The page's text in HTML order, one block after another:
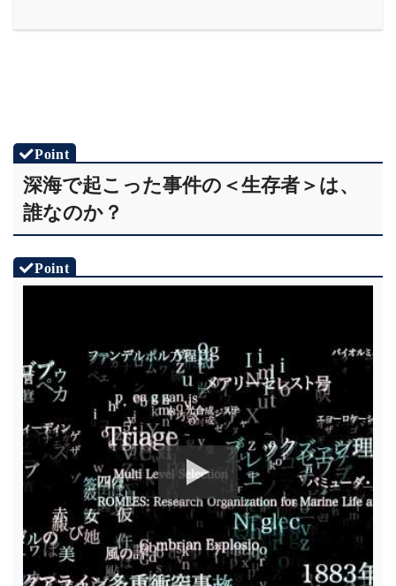
深海で起こった事件の＜生存者＞は、
誰なのか？